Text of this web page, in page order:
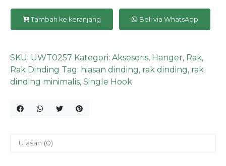
Tambah ke keranjang Beli via WhatsApp
SKU: UWT0257 Kategori: Aksesoris, Hanger, Rak,
Rak Dinding Tag: hiasan dinding, rak dinding, rak
dinding minimalis, Single Hook
Ulasan (0)